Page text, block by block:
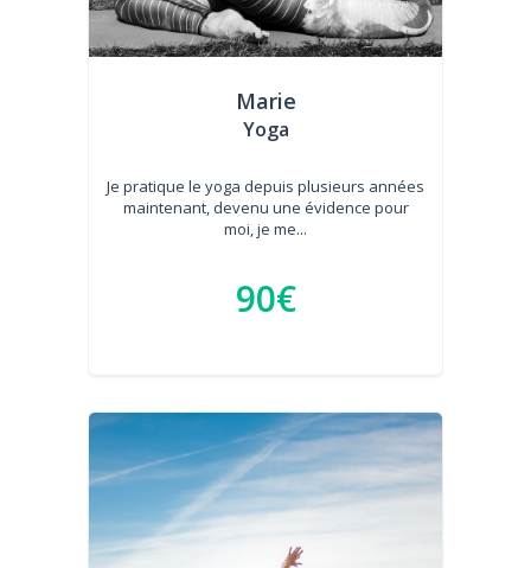
Marie
Yoga
Je pratique le yoga depuis plusieurs années
maintenant, devenu une évidence pour
moi, je me...
90€